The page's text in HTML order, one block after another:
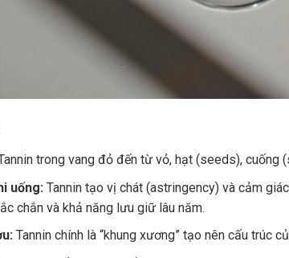
trong vang đỏ đến từ vỏ, hạt (seeds), cuống
uống:Tannin tạo vị chát (astringency) và cảm
chắn và khả năng lưu giữ lâu năm.
Tannin chính là “khung xương” tạo nên cấu trúc